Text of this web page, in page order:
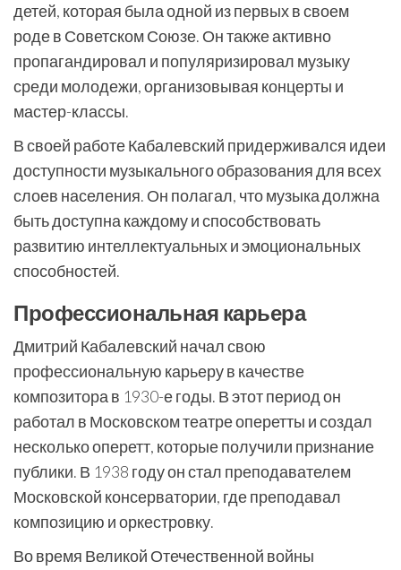
детей, которая была одной из первых в своем
роде в Советском Союзе. Он также активно
пропагандировал и популяризировал музыку
среди молодежи, организовывая концерты и
мастер-классы.
В своей работе Кабалевский придерживался идеи
доступности музыкального образования для всех
слоев населения. Он полагал, что музыка должна
быть доступна каждому и способствовать
развитию интеллектуальных и эмоциональных
способностей.
Профессиональная карьера
Дмитрий Кабалевский начал свою
профессиональную карьеру в качестве
композитора в 1930-е годы. В этот период он
работал в Московском театре оперетты и создал
несколько оперетт, которые получили признание
публики. В 1938 году он стал преподавателем
Московской консерватории, где преподавал
композицию и оркестровку.
Во время Великой Отечественной войны